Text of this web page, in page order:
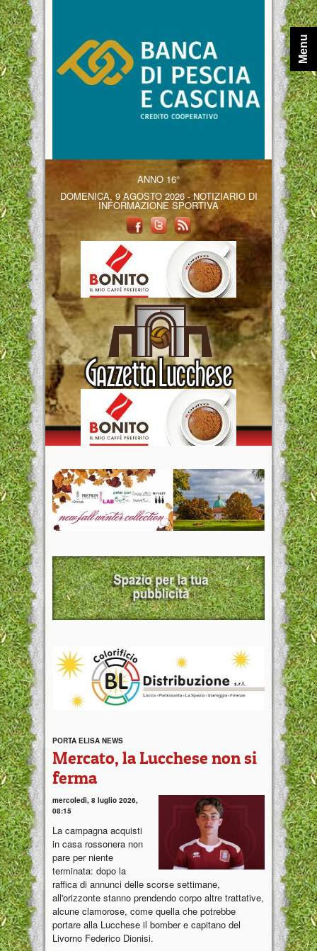
ANNO 16°
DOMENICA, 9 AGOSTO 2026 - NOTIZIARIO DI
INFORMAZIONE SPORTIVA
PORTA ELISA NEWS
Mercato, la Lucchese non si
ferma
mercoledì, 8 luglio 2026,
08:15
La campagna acquisti
in casa rossonera non
pare per niente
terminata: dopo la
raffica di annunci delle scorse settimane,
all'orizzonte stanno prendendo corpo altre trattative,
alcune clamorose, come quella che potrebbe
portare alla Lucchese il bomber e capitano del
Livorno Federico Dionisi.
Menu